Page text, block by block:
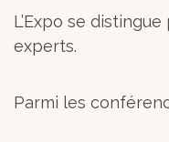
L’Expo se
experts.
Parmi les